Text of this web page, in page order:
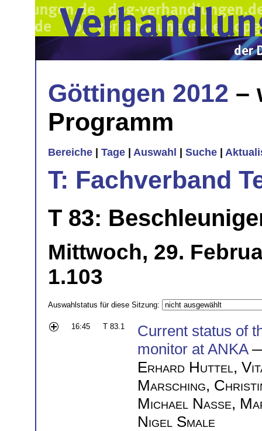
Göttingen 2012 –
Programm
Bereiche Tage Auswahl Suche
T: Fachverband
T 83:
Mittwoch, 29.
1.103
Auswahlstatus für diese Sitzung:
16:45 T 83.1
Current status of
monitor at ANKA
Erhard Huttel,
Marsching,
Michael Nasse,
Nigel Smale